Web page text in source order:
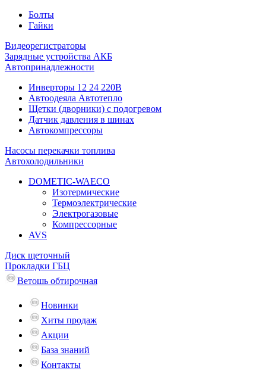
Болты
Гайки
Видеорегистраторы
Зарядные устройства АКБ
Автопринадлежности
Инверторы 12 24 220В
Автоодеяла Автотепло
Щетки (дворники) с подогревом
Датчик давления в шинах
Автокомпрессоры
Насосы перекачки топлива
Автохолодильники
DOMETIC-WAECO
Изотермические
Термоэлектрические
Электрогазовые
Компрессорные
AVS
Диск щеточный
Прокладки ГБЦ
Ветошь обтирочная
Новинки
Хиты продаж
Акции
База знаний
Контакты